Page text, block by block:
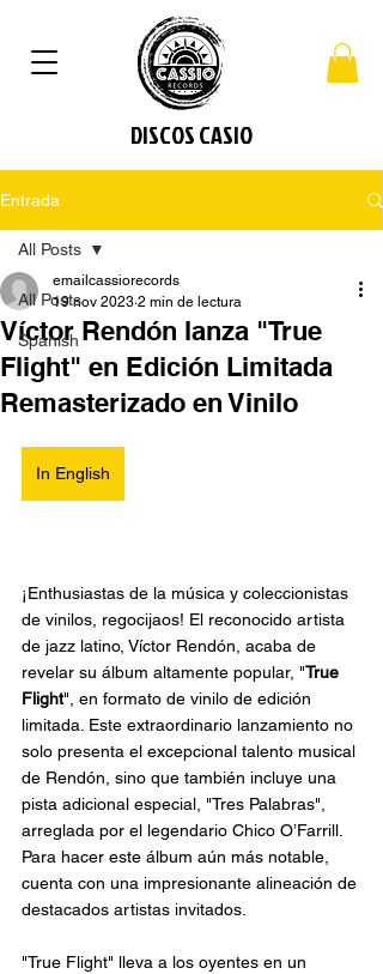
DISCOS CASIO
Entrada
All Posts
Spanish
All Posts
Víctor Rendón lanza "True
Flight" en Edición Limitada
Remasterizado en Vinilo
emailcassiorecords
19 nov 2023 2 min de lectura
In English
¡Enthusiastas de la música y coleccionistas
de vinilos, regocijaos! El reconocido artista
de jazz latino, Víctor Rendón, acaba de
revelar su álbum altamente popular, "True
Flight", en formato de vinilo de edición
limitada. Este extraordinario lanzamiento no
solo presenta el excepcional talento musical
de Rendón, sino que también incluye una
pista adicional especial, "Tres Palabras",
arreglada por el legendario Chico O’Farrill.
Para hacer este álbum aún más notable,
cuenta con una impresionante alineación de
destacados artistas invitados.
"True Flight" lleva a los oyentes en un